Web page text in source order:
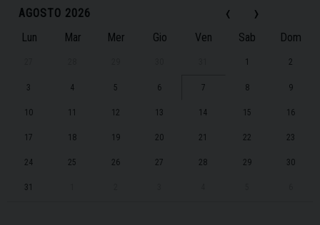
‹
AGOSTO 2026 ›
Lun Mar Mer Gio Ven Sab Dom
1 2
3 4 5 6 7 8 9
10 11 12 13 14 15 16
17 18 19 20 21 22 23
24 25 26 27 28 29 30
31